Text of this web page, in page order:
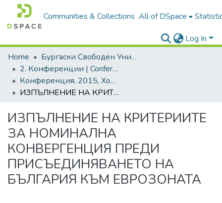
Communities & Collections All of DSpace
Log In
Home
Бургаски Свободен Университет | Burgas Free University
2. Конференции | Conferences
Конференция, 2015, Хоризонти в развитието на човешките ресурси и знанието. Том 1
ИЗПЪЛНЕНИЕ НА КРИТЕРИИТЕ ЗА НОМИНАЛНА КОНВЕРГЕНЦИЯ ПРЕДИ ПРИСЪЕДИНЯВАНЕТО НА БЪЛГАРИЯ КЪМ ЕВРОЗОНАТА
ИЗПЪЛНЕНИЕ НА КРИТЕРИИТЕ
ЗА НОМИНАЛНА
КОНВЕРГЕНЦИЯ ПРЕДИ
ПРИСЪЕДИНЯВАНЕТО НА
БЪЛГАРИЯ КЪМ ЕВРОЗОНАТА